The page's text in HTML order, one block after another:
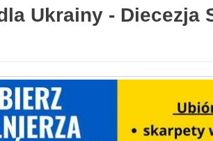
Ukrainy - Diecezja